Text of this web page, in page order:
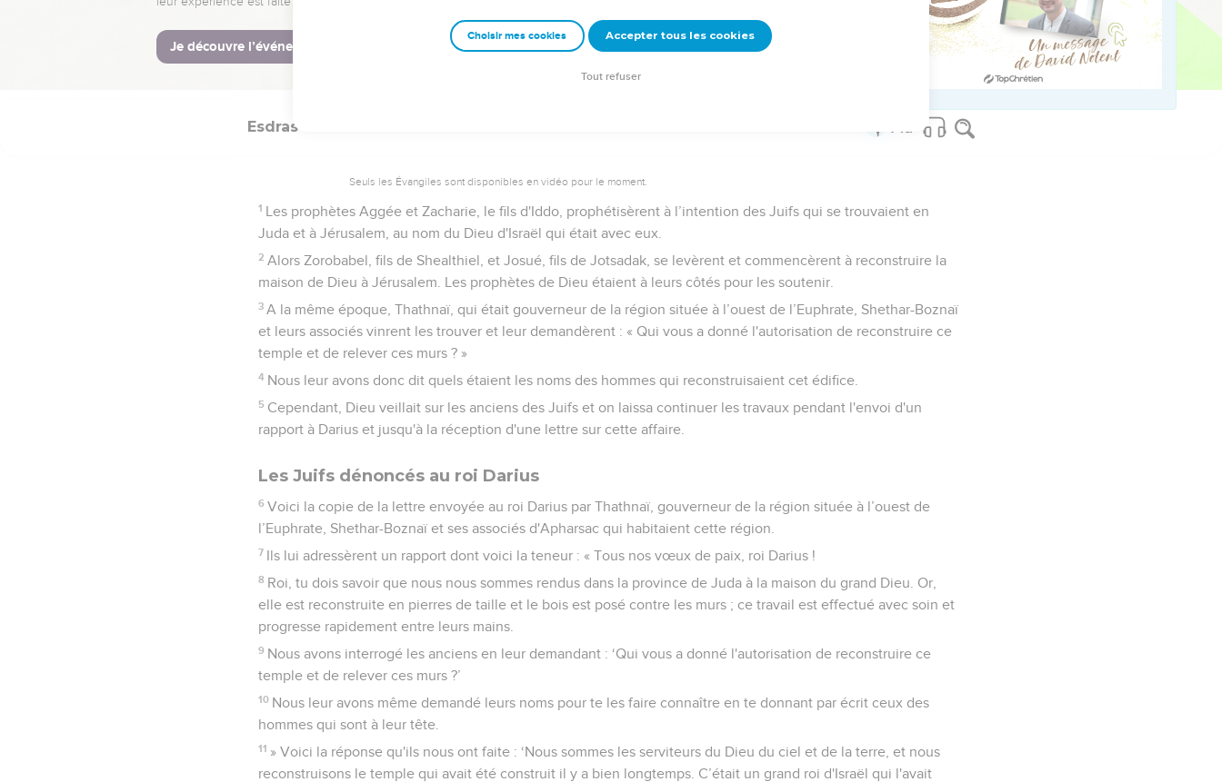
Reprise des travaux de reconstruction du temple
24 A ce moment-là donc, le travail effectué pour la maison de Dieu à Jérusalem s’arrêta, et ce jusqu'à la
Esdras
Seuls les Évangiles sont disponibles en vidéo pour le moment.
1 Les prophètes Aggée et Zacharie, le fils d'Iddo, prophétisèrent à l’intention des Juifs qui se trouvaient en
Juda et à Jérusalem, au nom du Dieu d'Israël qui était avec eux.
2 Alors Zorobabel, fils de Shealthiel, et Josué, fils de Jotsadak, se levèrent et commencèrent à reconstruire la
maison de Dieu à Jérusalem. Les prophètes de Dieu étaient à leurs côtés pour les soutenir.
3 A la même époque, Thathnaï, qui était gouverneur de la région située à l’ouest de l’Euphrate, Shethar-Boznaï
et leurs associés vinrent les trouver et leur demandèrent : « Qui vous a donné l'autorisation de reconstruire ce
temple et de relever ces murs ? »
4 Nous leur avons donc dit quels étaient les noms des hommes qui reconstruisaient cet édifice.
5 Cependant, Dieu veillait sur les anciens des Juifs et on laissa continuer les travaux pendant l'envoi d'un
rapport à Darius et jusqu'à la réception d'une lettre sur cette affaire.
Les Juifs dénoncés au roi Darius
6 Voici la copie de la lettre envoyée au roi Darius par Thathnaï, gouverneur de la région située à l’ouest de
l’Euphrate, Shethar-Boznaï et ses associés d'Apharsac qui habitaient cette région.
7 Ils lui adressèrent un rapport dont voici la teneur : « Tous nos vœux de paix, roi Darius !
8 Roi, tu dois savoir que nous nous sommes rendus dans la province de Juda à la maison du grand Dieu. Or,
elle est reconstruite en pierres de taille et le bois est posé contre les murs ; ce travail est effectué avec soin et
progresse rapidement entre leurs mains.
9 Nous avons interrogé les anciens en leur demandant : ‘Qui vous a donné l'autorisation de reconstruire ce
temple et de relever ces murs ?’
10 Nous leur avons même demandé leurs noms pour te les faire connaître en te donnant par écrit ceux des
hommes qui sont à leur tête.
11 » Voici la réponse qu'ils nous ont faite : ‘Nous sommes les serviteurs du Dieu du ciel et de la terre, et nous
reconstruisons le temple qui avait été construit il y a bien longtemps. C’était un grand roi d'Israël qui l'avait
Choisir mes cookies Accepter tous les cookies
Tout refuser